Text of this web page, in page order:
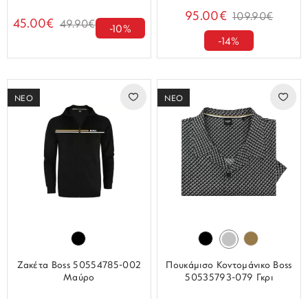
45.00€ 49.90€ -10%
95.00€ 109.90€
-14%
ΝΕΟ
Ζακέτα Boss 50554785-002
Μαύρο
ΝΕΟ
Πουκάμισο Κοντομάνικο Boss
50535793-079 Γκρι